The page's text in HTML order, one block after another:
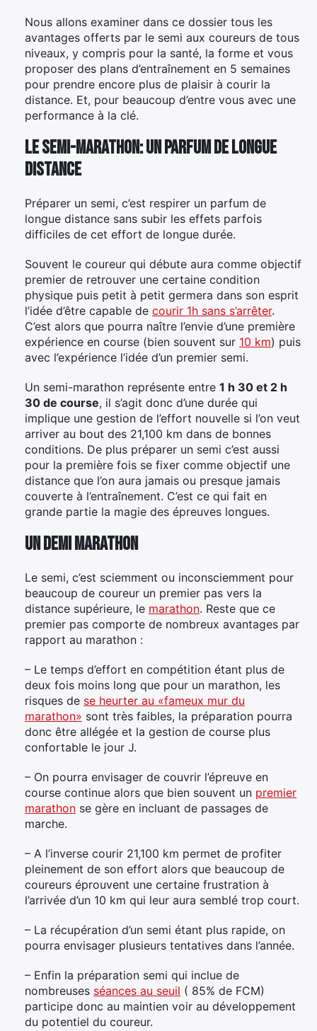
Nous allons examiner dans ce dossier tous les
avantages offerts par le semi aux coureurs de tous
niveaux, y compris pour la santé, la forme et vous
proposer des plans d’entraînement en 5 semaines
pour prendre encore plus de plaisir à courir la
distance. Et, pour beaucoup d’entre vous avec une
performance à la clé.
Le semi-marathon: un parfum de longue
distance
Préparer un semi, c’est respirer un parfum de
longue distance sans subir les effets parfois
difficiles de cet effort de longue durée.
Souvent le coureur qui débute aura comme objectif
premier de retrouver une certaine condition
physique puis petit à petit germera dans son esprit
l’idée d’être capable de courir 1h sans s’arrêter.
C’est alors que pourra naître l’envie d’une première
expérience en course (bien souvent sur 10 km) puis
avec l’expérience l’idée d’un premier semi.
Un semi-marathon représente entre 1 h 30 et 2 h
30 de course, il s’agit donc d’une durée qui
implique une gestion de l’effort nouvelle si l’on veut
arriver au bout des 21,100 km dans de bonnes
conditions. De plus préparer un semi c’est aussi
pour la première fois se fixer comme objectif une
distance que l’on aura jamais ou presque jamais
couverte à l’entraînement. C’est ce qui fait en
grande partie la magie des épreuves longues.
Un demi marathon
Le semi, c’est sciemment ou inconsciemment pour
beaucoup de coureur un premier pas vers la
distance supérieure, le marathon. Reste que ce
premier pas comporte de nombreux avantages par
rapport au marathon :
– Le temps d’effort en compétition étant plus de
deux fois moins long que pour un marathon, les
risques de se heurter au «fameux mur du
marathon» sont très faibles, la préparation pourra
donc être allégée et la gestion de course plus
confortable le jour J.
– On pourra envisager de couvrir l’épreuve en
course continue alors que bien souvent un premier
marathon se gère en incluant de passages de
marche.
– A l’inverse courir 21,100 km permet de profiter
pleinement de son effort alors que beaucoup de
coureurs éprouvent une certaine frustration à
l’arrivée d’un 10 km qui leur aura semblé trop court.
– La récupération d’un semi étant plus rapide, on
pourra envisager plusieurs tentatives dans l’année.
– Enfin la préparation semi qui inclue de
nombreuses séances au seuil ( 85% de FCM)
participe donc au maintien voir au développement
du potentiel du coureur.